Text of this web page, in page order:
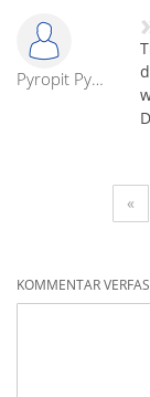
Pyropit Pyroshowmaster
«
KOMMENTAR